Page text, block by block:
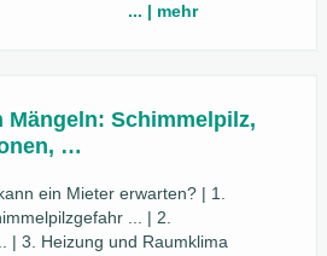
... | mehr
Mängeln: Schimmelpilz,
…
ein Mieter erwarten? | 1.
... | 2.
| 3. Heizung und Raumklima